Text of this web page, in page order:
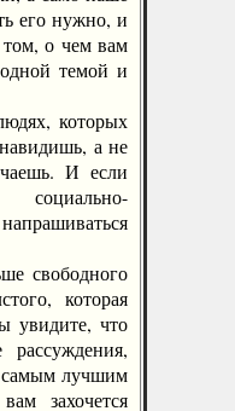
его нужно, и
том, о чем вам
темой и
которых
а не
И если
свободного
которая
увидите, что
рассуждения,
самым лучшим
захочется